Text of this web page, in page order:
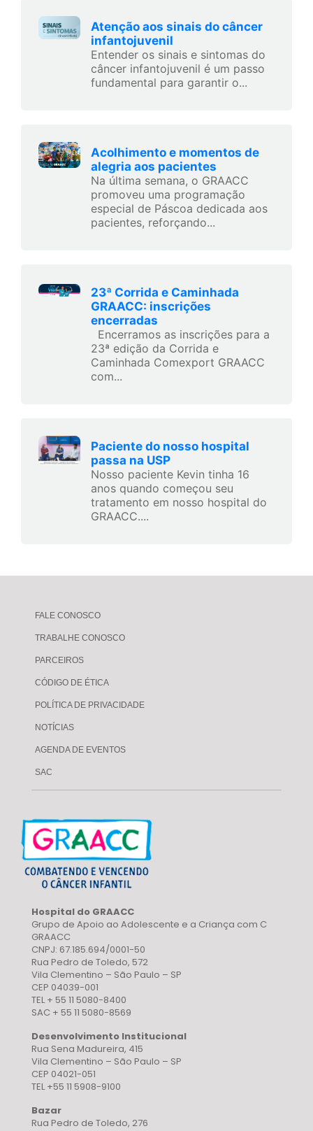
Atenção aos sinais do câncer
infantojuvenil
Entender os sinais e sintomas do
câncer infantojuvenil é um passo
fundamental para garantir o...
Acolhimento e momentos de
alegria aos pacientes
Na última semana, o GRAACC
promoveu uma programação
especial de Páscoa dedicada aos
pacientes, reforçando...
23ª Corrida e Caminhada
GRAACC: inscrições
encerradas
Encerramos as inscrições para a
23ª edição da Corrida e
Caminhada Comexport GRAACC
com...
Paciente do nosso hospital
passa na USP
Nosso paciente Kevin tinha 16
anos quando começou seu
tratamento em nosso hospital do
GRAACC....
FALE CONOSCO
TRABALHE CONOSCO
PARCEIROS
CÓDIGO DE ÉTICA
POLÍTICA DE PRIVACIDADE
NOTÍCIAS
AGENDA DE EVENTOS
SAC
Hospital do GRAACC
Grupo de Apoio ao Adolescente e a Criança com C
GRAACC
CNPJ: 67.185.694/0001-50
Rua Pedro de Toledo, 572
Vila Clementino – São Paulo – SP
CEP 04039-001
TEL + 55 11 5080-8400
SAC + 55 11 5080-8569
Desenvolvimento Institucional
Rua Sena Madureira, 415
Vila Clementino – São Paulo – SP
CEP 04021-051
TEL +55 11 5908-9100
Bazar
Rua Pedro de Toledo, 276